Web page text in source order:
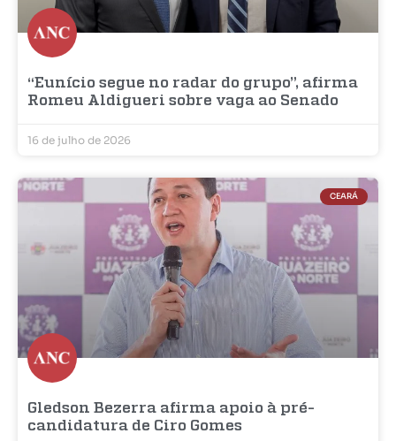
“Eunício segue no radar do grupo”, afirma
Romeu Aldigueri sobre vaga ao Senado
16 de julho de 2026
CEARÁ
Gledson Bezerra afirma apoio à pré-
candidatura de Ciro Gomes